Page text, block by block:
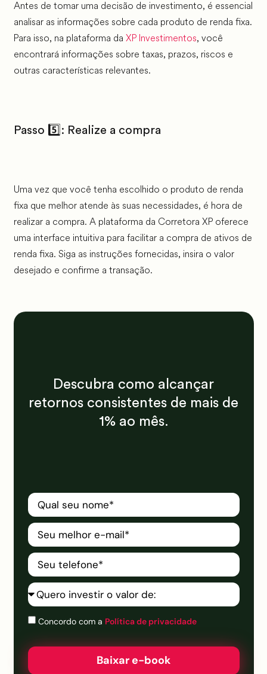
Antes de tomar uma decisão de investimento, é essencial
analisar as informações sobre cada produto de renda fixa.
Para isso, na plataforma da XP Investimentos, você
encontrará informações sobre taxas, prazos, riscos e
outras características relevantes.
Passo 5️⃣: Realize a compra
Uma vez que você tenha escolhido o produto de renda
fixa que melhor atende às suas necessidades, é hora de
realizar a compra. A plataforma da Corretora XP oferece
uma interface intuitiva para facilitar a compra de ativos de
renda fixa. Siga as instruções fornecidas, insira o valor
desejado e confirme a transação.
Descubra como alcançar
retornos consistentes de mais de
1% ao mês.
Concordo com a Política de privacidade
Baixar e-book